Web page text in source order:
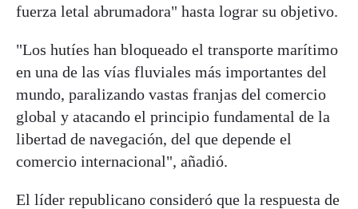
fuerza letal abrumadora" hasta lograr su objetivo.
"Los hutíes han bloqueado el transporte marítimo
en una de las vías fluviales más importantes del
mundo, paralizando vastas franjas del comercio
global y atacando el principio fundamental de la
libertad de navegación, del que depende el
comercio internacional", añadió.
El líder republicano consideró que la respuesta de